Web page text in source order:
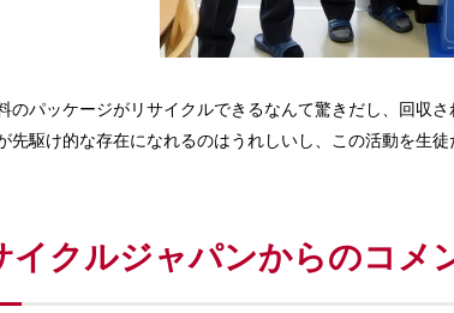
のパッケージがリサイクルできるなんて驚きだし、回収
先駆け的な存在になれるのはうれしいし、この活動を生
イクルジャパンからのコメ